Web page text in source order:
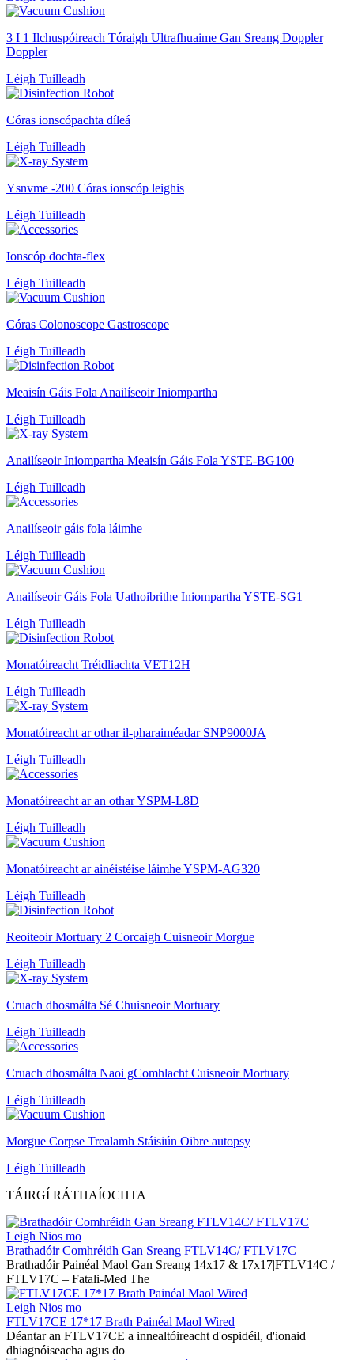
3 I 1 Ilchuspóireach Tóraigh Ultrafhuaime Gan Sreang Doppler
Doppler
Léigh Tuilleadh
Córas ionscópachta díleá
Léigh Tuilleadh
Ysnvme -200 Córas ionscóp leighis
Léigh Tuilleadh
Ionscóp dochta-flex
Léigh Tuilleadh
Córas Colonoscope Gastroscope
Léigh Tuilleadh
Meaisín Gáis Fola Anailíseoir Iniompartha
Léigh Tuilleadh
Anailíseoir Iniompartha Meaisín Gáis Fola YSTE-BG100
Léigh Tuilleadh
Anailíseoir gáis fola láimhe
Léigh Tuilleadh
Anailíseoir Gáis Fola Uathoibrithe Iniompartha YSTE-SG1
Léigh Tuilleadh
Monatóireacht Tréidliachta VET12H
Léigh Tuilleadh
Monatóireacht ar othar il-pharaiméadar SNP9000JA
Léigh Tuilleadh
Monatóireacht ar an othar YSPM-L8D
Léigh Tuilleadh
Monatóireacht ar ainéistéise láimhe YSPM-AG320
Léigh Tuilleadh
Reoiteoir Mortuary 2 Corcaigh Cuisneoir Morgue
Léigh Tuilleadh
Cruach dhosmálta Sé Chuisneoir Mortuary
Léigh Tuilleadh
Cruach dhosmálta Naoi gComhlacht Cuisneoir Mortuary
Léigh Tuilleadh
Morgue Corpse Trealamh Stáisiún Oibre autopsy
Léigh Tuilleadh
TÁIRGÍ RÁTHAÍOCHTA
Leigh Nios mo
Brathadóir Comhréidh Gan Sreang FTLV14C/ FTLV17C
Brathadóir Painéal Maol Gan Sreang 14x17 & 17x17|FTLV14C /
FTLV17C – Fatali-Med The
Leigh Nios mo
FTLV17CE 17*17 Brath Painéal Maol Wired
Déantar an FTLV17CE a innealtóireacht d'ospidéil, d'ionaid
dhiagnóiseacha agus do